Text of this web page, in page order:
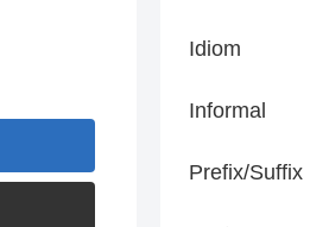
Idiom
Informal
Prefix/Suffix